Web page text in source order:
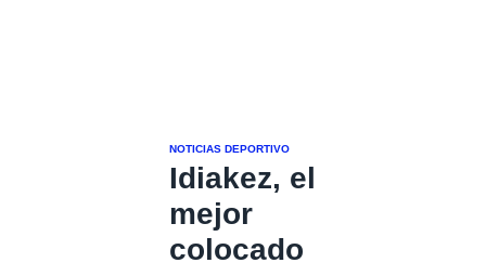
NOTICIAS DEPORTIVO
Idiakez, el
mejor
colocado